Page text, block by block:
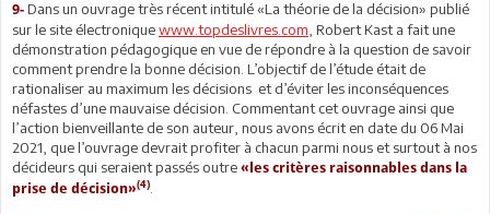
9- Dans un ouvrage très récent intitulé «La théorie de la décision» publié
sur le site électroniquewww.topdeslivres.com , Robert Kast a fait une
démonstration pédagogique en vue de répondre à la question de savoir
comment prendre la bonne décision. L’objectif de l’étude était de
rationaliser au maximum les décisions et d’éviter les inconséquences
néfastes d’une mauvaise décision. Commentant cet ouvrage ainsi que
l’action bienveillante de son auteur, nous avons écrit en date du 06 Mai
2021, que l’ouvrage devrait profiter à chacun parmi nous et surtout à nos
décideurs qui seraient passés outre «les critères raisonnables dans la
prise de décision»(4)